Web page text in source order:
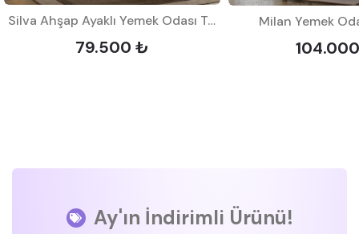
Silva Ahşap Ayaklı Yemek Odası Takımı
79.500 ₺
Milan Yemek
Ay'ın İndirimli Ürünü!